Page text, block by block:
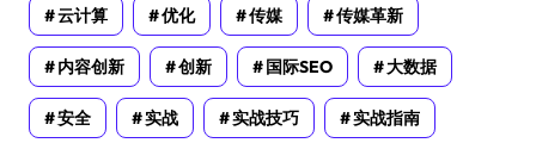
云计算 优化 传媒 传媒革新
内容创新 创新 国际SEO 大数据
安全 实战 实战技巧 实战指南